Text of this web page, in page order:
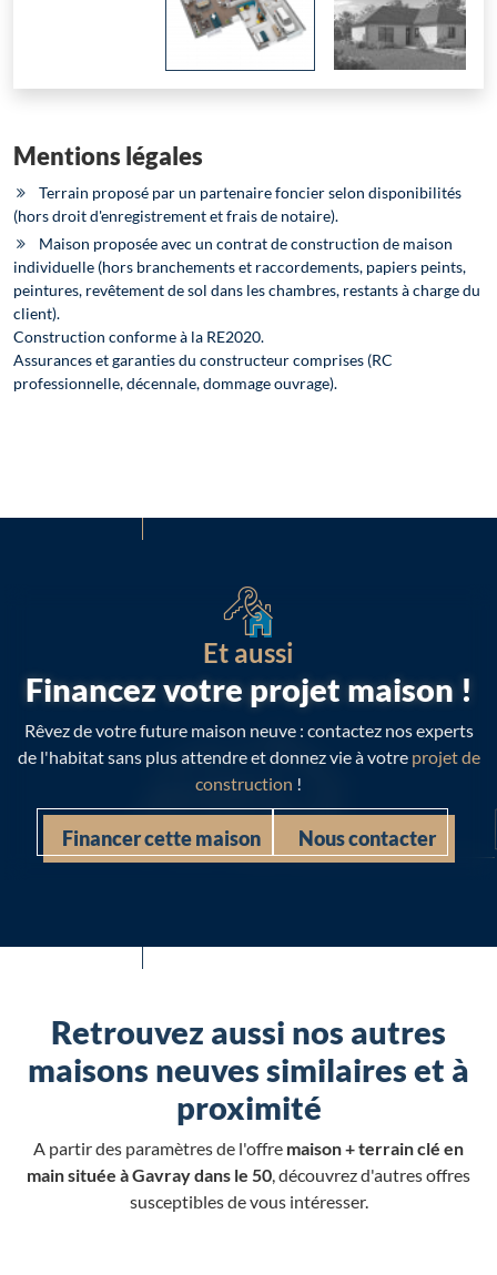
Mentions légales
Terrain proposé par un partenaire foncier selon disponibilités
(hors droit d'enregistrement et frais de notaire).
Maison proposée avec un contrat de construction de maison
individuelle (hors branchements et raccordements, papiers peints,
peintures, revêtement de sol dans les chambres, restants à charge du
client).
Construction conforme à la RE2020.
Assurances et garanties du constructeur comprises (RC
professionnelle, décennale, dommage ouvrage).
Et aussi
Financez votre projet maison !
Rêvez de votre future maison neuve : contactez nos experts
de l'habitat sans plus attendre et donnez vie à votre projet de
construction !
Financer cette maison Nous contacter
Retrouvez aussi nos autres
maisons neuves similaires et à
proximité
A partir des paramètres de l'offre maison + terrain clé en
main située à Gavray dans le 50, découvrez d'autres offres
susceptibles de vous intéresser.